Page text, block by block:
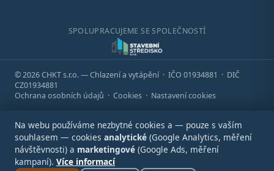
SPOLUPRACUJEME SE SPOLEČNOSTÍ
© 2026 CHKT s.r.o. — Chlazení a vytápění · IČO 01934881 · DIČ
CZ01934881
Ochrana osobních údajů · Cookies · Nastavení cookies
Na webu používáme nezbytné cookies a — pouze s vaším
souhlasem — cookies analytické (Google Analytics, měření
návštěvnosti) a marketingové (Google Ads, měření
kampaní). Více informací